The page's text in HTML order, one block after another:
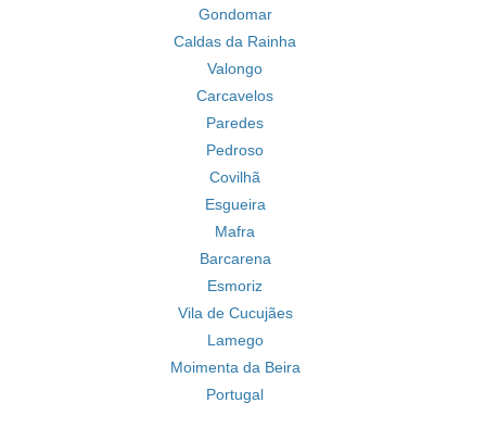
Gondomar
Caldas da Rainha
Valongo
Carcavelos
Paredes
Pedroso
Covilhã
Esgueira
Mafra
Barcarena
Esmoriz
Vila de Cucujães
Lamego
Moimenta da Beira
Portugal